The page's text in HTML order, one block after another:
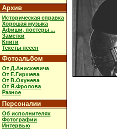
Архив
Историческая справка
Хорошая музыка
Афиши, постеры ...
Заметки
Книги
Тексты песен
Фотоальбом
От Д.Анискевича
От Е.Гиршева
От В.Окунева
От Я.Фролова
Разное
Персоналии
Об исполнителях
Фотографии
Интервью